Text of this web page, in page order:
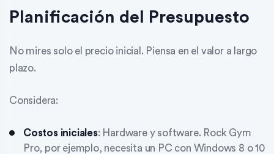
Planificación del Presupuesto
No mires solo el precio inicial. Piensa en el valor a largo
plazo.
Considera:
Costos iniciales: Hardware y software. Rock Gym
Pro, por ejemplo, necesita un PC con Windows 8 o 10